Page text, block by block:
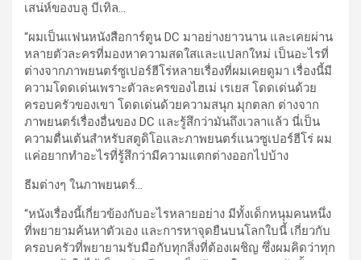
เสน่ห์ของบลู บีเทิล…
“ผมเป็นแฟนหนังสือการ์ตูน DC มาอย่างยาวนาน และเคยผ่าน
หลายตัวละครที่มองหาความสดใสและแปลกใหม่ เป็นอะไรที่
ต่างจากภาพยนตร์ซูเปอร์ฮีโร่หลายเรื่องที่ผมเคยดูมา เรื่องนี้มี
ความโดดเด่นเพราะตัวละครของไฮเม่ เรเยส โดดเด่นด้วย
ครอบครัวของเขา โดดเด่นด้วยความสนุก มุกตลก ต่างจาก
ภาพยนตร์เรื่องอื่นของ DC และรู้สึกว่ามันถึงเวลาแล้ว นี่เป็น
ความตื่นเต้นสำหรับสตูดิโอและภาพยนตร์แนวซูเปอร์ฮีโร่ ผม
แค่อยากทำอะไรที่รู้สึกว่ามีความแตกต่างออกไปบ้าง
ธีมต่างๆ ในภาพยนตร์…
“หนังเรื่องนี้เกี่ยวข้องกับอะไรหลายอย่าง มีทั้งเด็กหนุมคนหนึ่ง
ที่พยายามค้นหาตัวเอง และการหาจุดยืนบนโลกใบนี้ เกี่ยวกับ
ครอบครัวที่พยายามรับมือกับทุกสิ่งที่ต้องเผชิญ ซึ่งผมคิดว่าทุก